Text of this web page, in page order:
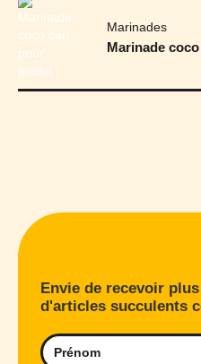
Marinades
Marinade
Envie de recevoir
d'articles succulents